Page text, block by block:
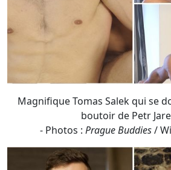
Magnifique Tomas Salek qui se
boutoir de Petr
Prague Buddies /